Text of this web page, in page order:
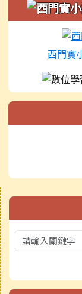
西門實
右邊區域內